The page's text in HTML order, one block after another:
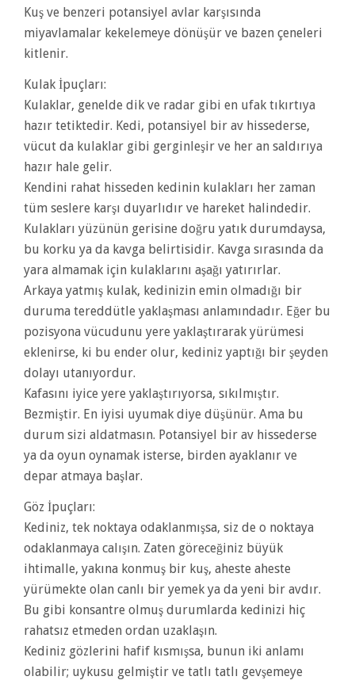
Kuş ve benzeri potansiyel avlar karşısında
miyavlamalar kekelemeye dönüşür ve bazen çeneleri
kitlenir.
Kulak İpuçları:
Kulaklar, genelde dik ve radar gibi en ufak tıkırtıya
hazır tetiktedir. Kedi, potansiyel bir av hissederse,
vücut da kulaklar gibi gerginleşir ve her an saldırıya
hazır hale gelir.
Kendini rahat hisseden kedinin kulakları her zaman
tüm seslere karşı duyarlıdır ve hareket halindedir.
Kulakları yüzünün gerisine doğru yatık durumdaysa,
bu korku ya da kavga belirtisidir. Kavga sırasında da
yara almamak için kulaklarını aşağı yatırırlar.
Arkaya yatmış kulak, kedinizin emin olmadığı bir
duruma tereddütle yaklaşması anlamındadır. Eğer bu
pozisyona vücudunu yere yaklaştırarak yürümesi
eklenirse, ki bu ender olur, kediniz yaptığı bir şeyden
dolayı utanıyordur.
Kafasını iyice yere yaklaştırıyorsa, sıkılmıştır.
Bezmiştir. En iyisi uyumak diye düşünür. Ama bu
durum sizi aldatmasın. Potansiyel bir av hissederse
ya da oyun oynamak isterse, birden ayaklanır ve
depar atmaya başlar.
Göz İpuçları:
Kediniz, tek noktaya odaklanmışsa, siz de o noktaya
odaklanmaya calışın. Zaten göreceğiniz büyük
ihtimalle, yakına konmuş bir kuş, aheste aheste
yürümekte olan canlı bir yemek ya da yeni bir avdır.
Bu gibi konsantre olmuş durumlarda kedinizi hiç
rahatsız etmeden ordan uzaklaşın.
Kediniz gözlerini hafif kısmışsa, bunun iki anlamı
olabilir; uykusu gelmiştir ve tatlı tatlı gevşemeye